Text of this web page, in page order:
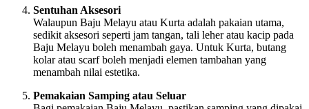
Sentuhan Aksesori
Walaupun Baju Melayu atau Kurta adalah pakaian utama,
sedikit aksesori seperti jam tangan, tali leher atau kacip pada
Baju Melayu boleh menambah gaya. Untuk Kurta, butang
kolar atau scarf boleh menjadi elemen tambahan yang
menambah nilai estetika.
Pemakaian Samping atau Seluar